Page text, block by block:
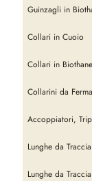
Guinzagli in
Collari in Cuoio
Collari in
Collarini da Ferma
Accoppiatori,
Lunghe da
Lunghe da